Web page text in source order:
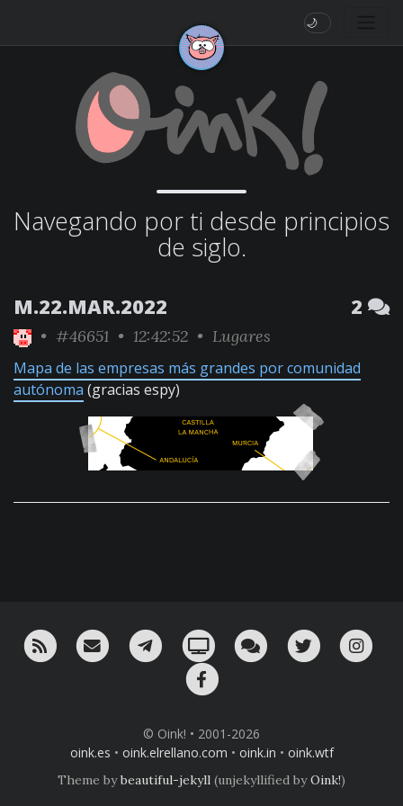
🌙
Navegando por ti desde principios
de siglo.
M.22.MAR.2022 2
• #46651 • 12:42:52 • Lugares
Mapa de las empresas más grandes por comunidad
autónoma (gracias espy)
RSS ¡Mándame un email!¡Nuestro canal en Telegram!
Oink! TV Charla con nosotros
Twitter
© Oink! • 2001-2026
oink.es • oink.elrellano.com • oink.in • oink.wtf
Theme bybeautiful-jekyll (unjekyllified byOink!)